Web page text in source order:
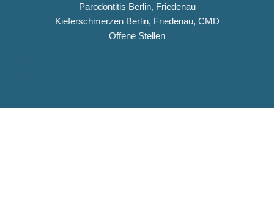
Parodontitis Berlin, Friedenau
Kieferschmerzen Berlin, Friedenau, CMD
Offene Stellen